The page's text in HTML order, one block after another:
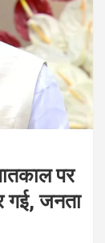
पर
गई, जनता